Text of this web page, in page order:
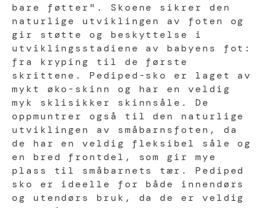
bare føtter". Skoene sikrer den
naturlige utviklingen av foten og
gir støtte og beskyttelse i
utviklingsstadiene av babyens fot:
fra kryping til de første
skrittene. Pediped-sko er laget av
mykt øko-skinn og har en veldig
myk sklisikker skinnsåle. De
oppmuntrer også til den naturlige
utviklingen av småbarnsfoten, da
de har en veldig fleksibel såle og
en bred frontdel, som gir mye
plass til småbarnets tær. Pediped
sko er ideelle for både innendørs
og utendørs bruk, da de er veldig